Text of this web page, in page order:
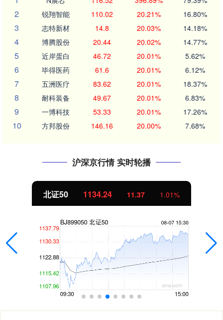
2 锐翔智能 110.02 20.21% 16.80%
3 志特新材 14.8 20.03% 14.18%
4 博腾股份 20.44 20.02% 14.77%
5 近岸蛋白 46.72 20.01% 5.62%
6 毕得医药 61.6 20.01% 6.12%
7 五洲医疗 83.62 20.01% 18.37%
8 耐科装备 49.67 20.01% 6.83%
9 一博科技 53.33 20.01% 17.26%
10 方邦股份 146.16 20.00% 7.68%
沪深京行情 实时轮播
北证50 1134.24 11.37 1.01%